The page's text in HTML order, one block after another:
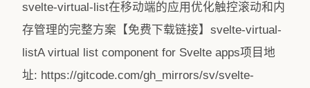
svelte-virtual-list在移动端的应用优化触控滚动和内
存管理的完整方案【免费下载链接】svelte-virtual-
listA virtual list component for Svelte apps项目地
址: https://gitcode.com/gh_mirrors/sv/svelte-